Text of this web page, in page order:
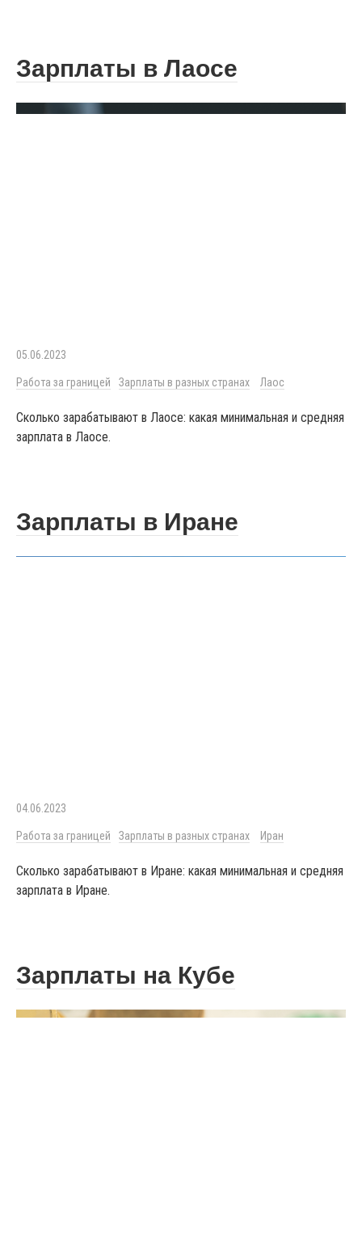
Зарплаты в Лаосе
05.06.2023
Работа за границей Зарплаты в разных странах Лаос
Сколько зарабатывают в Лаосе: какая минимальная и средняя
зарплата в Лаосе.
Зарплаты в Иране
04.06.2023
Работа за границей Зарплаты в разных странах Иран
Сколько зарабатывают в Иране: какая минимальная и средняя
зарплата в Иране.
Зарплаты на Кубе